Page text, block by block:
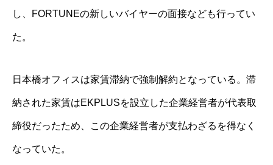
し、FORTUNEの新しいバイヤーの面接なども行ってい
た。
日本橋オフィスは家賃滞納で強制解約となっている。滞
納された家賃はEKPLUSを設立した企業経営者が代表取
締役だったため、この企業経営者が支払わざるを得なく
なっていた。